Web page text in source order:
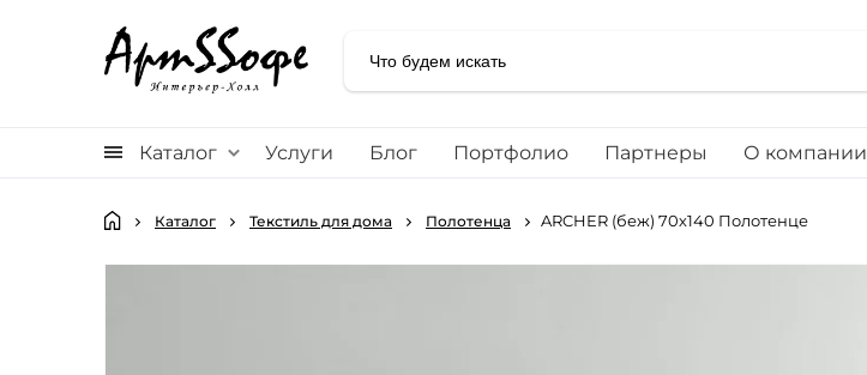
Каталог Услуги Блог Портфолио Партнеры О компании
Каталог Текстиль для дома Полотенца ARCHER (беж) 70х140 Полотенце